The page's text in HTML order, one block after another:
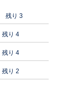
残り 3
残り 4
残り 4
残り 2